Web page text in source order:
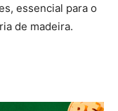
essencial para o
de madeira.